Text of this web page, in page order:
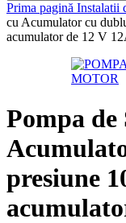
Prima pagină Instalatii
cu Acumulator cu
acumulator de 12 V
Pompa
presiune